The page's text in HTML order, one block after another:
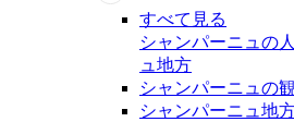
すべて見る
シャンパーニュの
ュ地方
シャンパーニュの
シャンパーニュ地